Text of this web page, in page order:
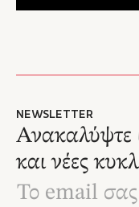
NEWSLETTER
Ανακαλύψτε
και νέες